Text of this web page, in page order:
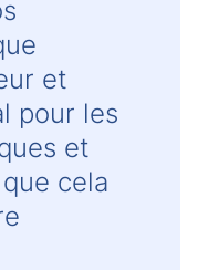
et
pour les
et
cela